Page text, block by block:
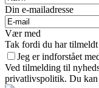
Din e-mailadresse
Vær med
Tak fordi du har
Jeg er indforstået
Ved tilmelding til
privatlivspolitik. Du